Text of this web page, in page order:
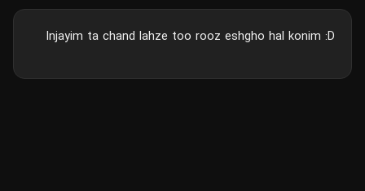
Injayim ta chand lahze too rooz eshgho hal konim :D